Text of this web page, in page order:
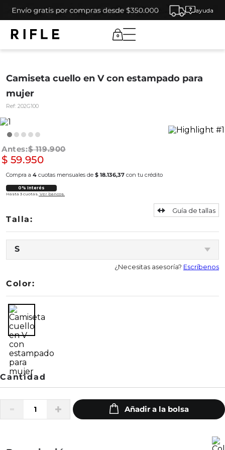
ayuda
0
Camiseta cuello en V con estampado para
mujer
Ref: 202G100
$ 119.900
$ 59.950
Compra a 4 cuotas mensuales de $ 18.136,37 con tu crédito
0% Interés
Hasta 3 cuotas. Ver bancos.
S
Guía de tallas
¿Necesitas asesoría? Escríbenos
Color: